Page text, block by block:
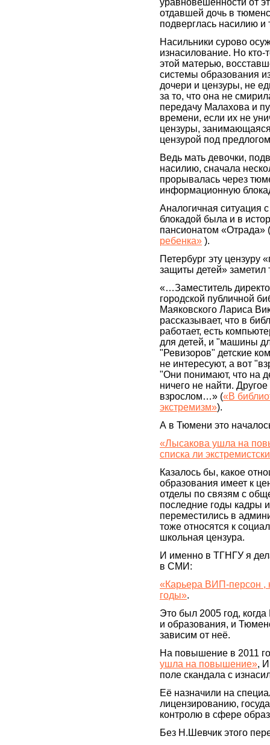
уравновешенности от
отдавшей дочь в
подверглась насилию
Насильники сурово
изнасилование. Но кто-
этой матерью,
системы образования
дочери и цензуры, не
за то, что она не
передачу Малахова и
времени, если их не
цензуры,
цензурой под
Ведь мать девочки,
насилию, сначала
прорывалась через
информационную
Аналогичная ситуация
блокадой была и в
пансионатом «Отрада» (
ребенка» ).
Петербург эту цензуру
защиты детей» заметил
«…Заместитель
городской публичной
Маяковского Лариса
рассказывает, что в
работает, есть
для детей, и "машины
"Ревизоров" детские
не интересуют, а вот
"Они понимают, что на
ничего не найти.
взрослом…» («В
экстремизм»).
А в Тюмени это
«Лысакова ушла на
списка ли
Казалось бы, какое
образования имеет к
отделы по связям с
последние годы кадры
переместились в
тоже относятся к
школьная цензура.
И именно в ТГНГУ я
в СМИ:
«Карьера ВИП-персон ,
годы».
Это был 2005 год,
и образования, и
зависим от неё.
На повышение в 2011
ушла на повышение»,
поле скандала с
Её назначили на
лицензированию,
контролю в сфере
Без Н.Шевчик этого